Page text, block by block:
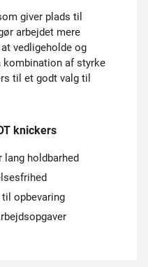
giver plads til
arbejdet mere
vedligeholde og
kombination af styrke
til et godt valg til
knickers
holdbarhed
opbevaring